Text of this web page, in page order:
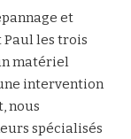
et
Paul les trois
matériel
intervention
nous
spécialisés